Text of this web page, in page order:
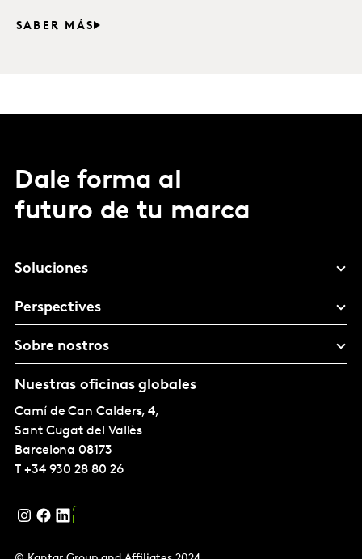
SABER MÁS
Dale forma al
futuro de tu marca
Soluciones
Perspectives
Sobre nostros
Nuestras oficinas globales
Camí de Can Calders, 4,
Sant Cugat del Vallès
Barcelona 08173
T +34 930 28 80 26